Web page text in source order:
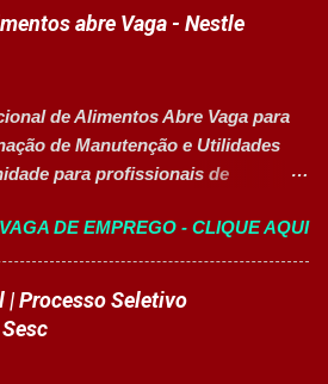
de formação
voltados para o
aprendizado prático e da
reconhecida, os participantes
uma ajuda de custo calculada
o desenvolvimento do aluno
o período de estudos. Opções
Disponíveis Aperfeiçoamento
e Serviços de Gastronomia
abre Vaga - Nestle
de Alimentos Abre Vaga para
de Manutenção e Utilidades
para profissionais de
operacional 👉 CANDIDATAR-
Sobre a Posição Líder mundial
de alimentos e bebidas busca
qualificado para coordenar as
Manutenção e Utilidades em sua
VAGA DE EMPREGO - CLIQUE AQUI
Processo Seletivo